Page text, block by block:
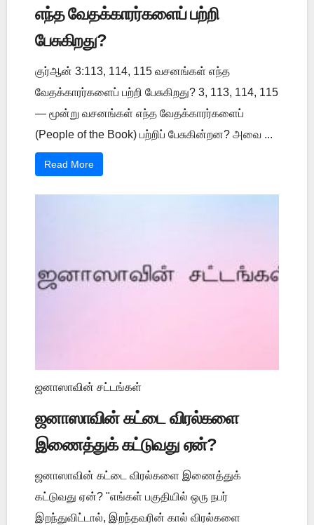
எந்த வேதக்காரர்களைப் பற்றி
பேசுகிறது?
குர்ஆன் 3:113, 114, 115 வசனங்கள் எந்த
வேதக்காரர்களைப் பற்றி பேசுகிறது? 3, 113, 114, 115
— மூன்று வசனங்கள் எந்த வேதக்காரர்களைப்
(People of the Book) பற்றிப் பேசுகின்றன? அவை ...
Read More
ஜனாஸாவின் சட்டங்கள்
ஜனாஸாவின் கட்டை விரல்களை
இணைத்துக் கட்டுவது ஏன்?
ஜனாஸாவின் கட்டை விரல்களை இணைத்துக்
கட்டுவது ஏன்? "எங்கள் பகுதியில் ஒரு நபர்
இறந்துவிட்டால், இறந்தவரின் கால் விரல்களை